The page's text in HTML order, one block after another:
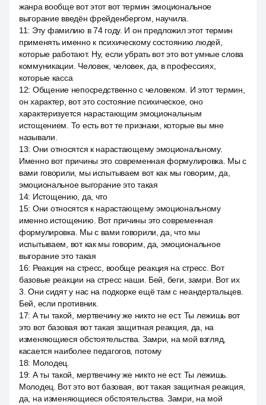
жанра вообще вот этот вот термин эмоциональное
выгорание введён фрейденбергом, научила.
11: Эту фамилию в 74 году. И он предложил этот термин
применять именно к психическому состоянию людей,
которые работают. Ну, если убрать вот это вот умные слова
коммуникации. Человек, человек, да, в профессиях,
которые касса
12: Общение непосредственно с человеком. И этот термин,
он характер, вот это состояние психическое, оно
характеризуется нарастающим эмоциональным
истощением. То есть вот те признаки, которые вы мне
называли.
13: Они относятся к нарастающему эмоциональному.
Именно вот причины это современная формулировка. Мы с
вами говорили, мы испытываем вот как мы говорим, да,
эмоциональное выгорание это такая
14: Истощению, да, что
15: Они относятся к нарастающему эмоциональному
именно истощению. Вот причины это современная
формулировка. Мы с вами говорили, да, что мы
испытываем, вот как мы говорим, да, эмоциональное
выгорание это такая
16: Реакция на стресс, вообще реакция на стресс. Вот
базовые реакции на стресс наши. Бей, беги, замри. Вот их
3. Они сидят у нас на подкорке ещё там с неандертальцев.
Бей, если противник.
17: А ты такой, мертвечину же никто не ест. Ты лежишь вот
это вот базовая вот такая защитная реакция, да, на
изменяющиеся обстоятельства. Замри, на мой взгляд,
касается наиболее педагогов, потому
18: Молодец.
19: А ты такой, мертвечину же никто не ест. Ты лежишь.
Молодец. Вот это вот базовая, вот такая защитная реакция,
да, на изменяющиеся обстоятельства. Замри, на мой